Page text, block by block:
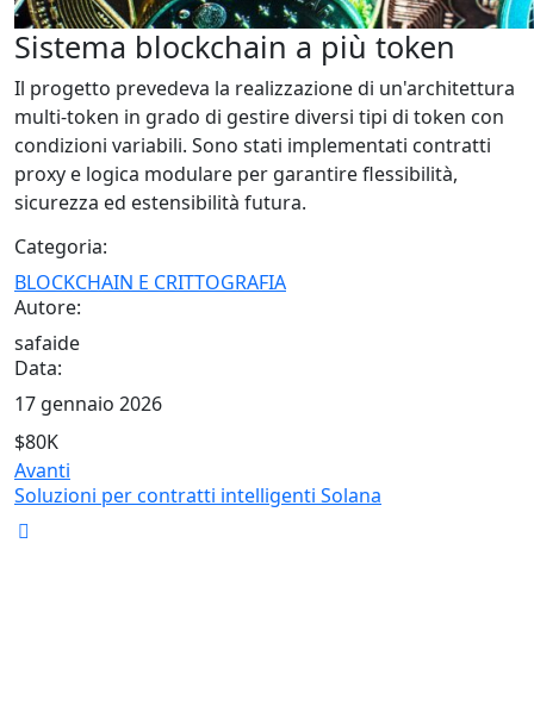
Sistema blockchain a più token
Il progetto prevedeva la realizzazione di un'architettura
multi-token in grado di gestire diversi tipi di token con
condizioni variabili. Sono stati implementati contratti
proxy e logica modulare per garantire flessibilità,
sicurezza ed estensibilità futura.
Categoria:
BLOCKCHAIN E CRITTOGRAFIA
Autore:
safaide
Data:
17 gennaio 2026
$80K
Avanti
Soluzioni per contratti intelligenti Solana